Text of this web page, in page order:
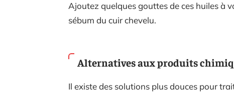
Ajoutez quelques gouttes de ces huiles à
sébum du cuir chevelu.
Alternatives aux produits
Il existe des solutions plus douces pour